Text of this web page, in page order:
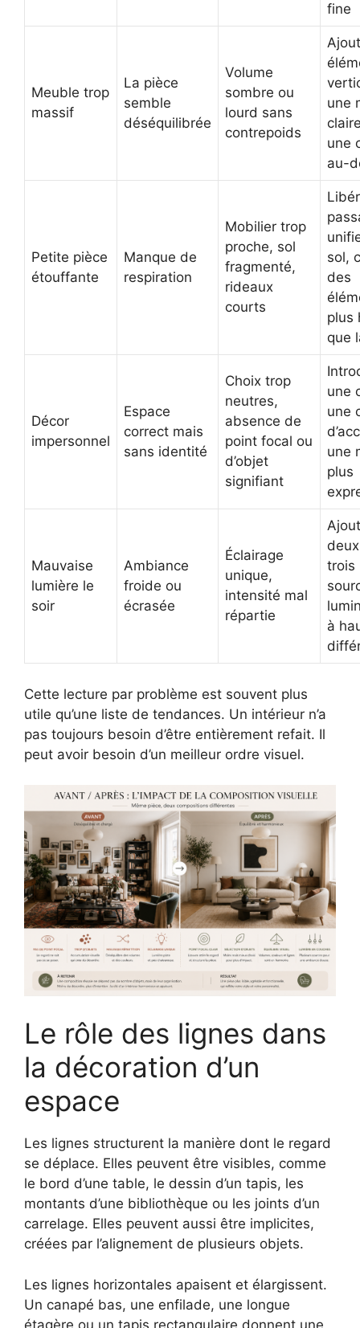
fine
Meuble trop
massif
La pièce
semble
déséquilibrée
Volume
sombre ou
lourd sans
contrepoids
une
une
au-
Petite pièce
étouffante
Manque de
respiration
Mobilier trop
proche, sol
fragmenté,
rideaux
courts
sol,
des
plus
que
Décor
impersonnel
Espace
correct mais
sans identité
Choix trop
neutres,
absence de
point focal ou
d’objet
signifiant
une
une
une
plus
Mauvaise
lumière le
soir
Ambiance
froide ou
écrasée
Éclairage
unique,
intensité mal
répartie
trois
à
Cette lecture par problème est souvent plus
utile qu’une liste de tendances. Un intérieur n’a
pas toujours besoin d’être entièrement refait. Il
peut avoir besoin d’un meilleur ordre visuel.
Le rôle des lignes dans
la décoration d’un
espace
Les lignes structurent la manière dont le regard
se déplace. Elles peuvent être visibles, comme
le bord d’une table, le dessin d’un tapis, les
montants d’une bibliothèque ou les joints d’un
carrelage. Elles peuvent aussi être implicites,
créées par l’alignement de plusieurs objets.
Les lignes horizontales apaisent et élargissent.
Un canapé bas, une enfilade, une longue
étagère ou un tapis rectangulaire donnent une